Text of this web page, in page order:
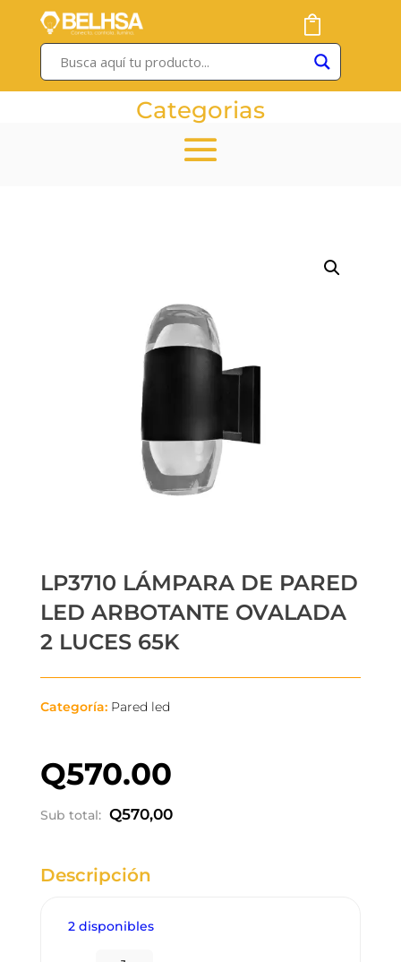
Categorias
LP3710 LÁMPARA DE PARED
LED ARBOTANTE OVALADA
2 LUCES 65K
Categoría: Pared led
Q570.00
Sub total: Q570,00
Descripción
2 disponibles